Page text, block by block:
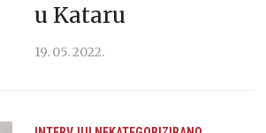
u Kataru
19. 05. 2022.